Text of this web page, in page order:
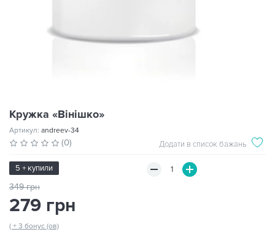
Кружка «Вінішко»
Артикул: andreev-34
(0) Додати в список бажань
5 + купили
349 грн
279 грн
( + 3 бонус (ов)